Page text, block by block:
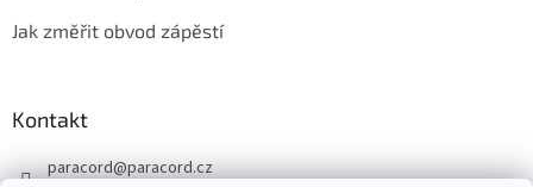
Jak změřit obvod zápěstí
Kontakt
paracord@paracord.cz